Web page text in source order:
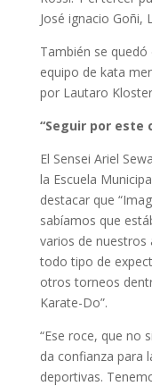
José ignacio Goñi,
También se
equipo de kata
por Lautaro
“Seguir por este
El Sensei Ariel
la Escuela
destacar que
sabíamos que
varios de nuestros
todo tipo de
otros torneos
Karate-Do”.
“Ese roce, que no
da confianza para
deportivas.